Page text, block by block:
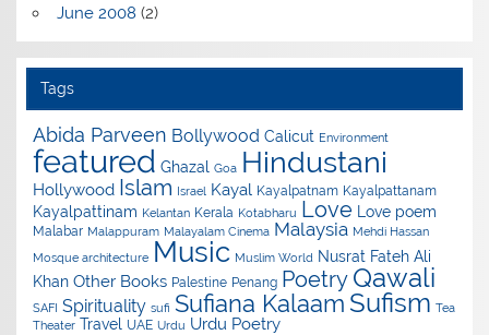
June 2008 (2)
Tags
Abida Parveen Bollywood Calicut Environment
featured Ghazal Goa Hindustani
Hollywood Islam Israel Kayal Kayalpatnam Kayalpattanam
Kayalpattinam Kelantan Kerala Kotabharu Love Love poem
Malabar Malappuram Malayalam Cinema Malaysia Mehdi Hassan
Mosque architecture Music Muslim World Nusrat Fateh Ali
Khan Other Books Palestine Penang Poetry Qawali
SAFI Spirituality sufi Sufiana Kalaam Sufism Tea
Theater Travel UAE Urdu Urdu Poetry